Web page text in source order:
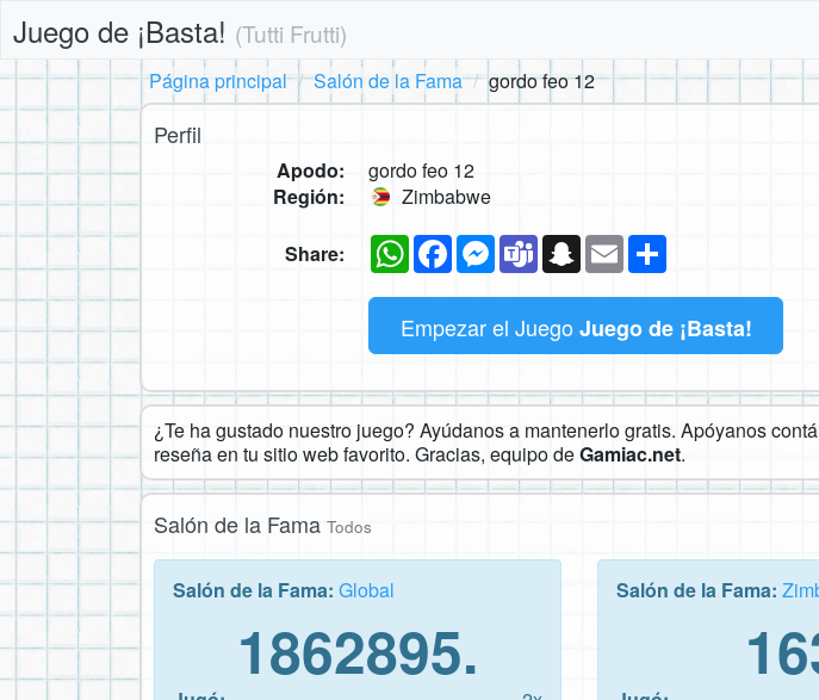
Juego de ¡Basta! (Tutti Frutti)
Página principal
Salón de la Fama gordo feo 12
Perfil
Apodo:
gordo feo 12
Región:
Zimbabwe
Share: WhatsAppFacebookMessenger
TeamsSnapchat
Email
Empezar el Juego Juego de ¡Basta!
¿Te ha gustado nuestro juego? Ayúdanos a mantenerlo gratis. Apóyanos
reseña en tu sitio web favorito. Gracias, equipo deGamiac.net.
Salón de la Fama Todos
Salón de la Fama: Global
1862895.
Salón de la Fama: